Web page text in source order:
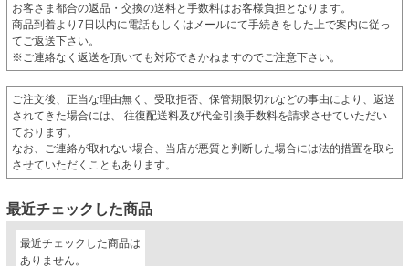
お客さま都合の返品・交換の送料と手数料はお客様負担となります。
商品到着より7日以内に電話もしくはメールにて手続きをした上で案内に従っ
てご返送下さい。
※ご連絡なく返送を頂いても対応できかねますのでご注意下さい。
ご注文後、正当な理由無く、受取拒否、保管期限切れなどの事由により、返送
されてきた場合には、 往復配送料及び代金引換手数料を請求させていただい
ております。
なお、ご連絡が取れない場合、当店が悪質と判断した場合には法的措置を取ら
させていただくこともあります。
最近チェックした商品
最近チェックした商品は
ありません。